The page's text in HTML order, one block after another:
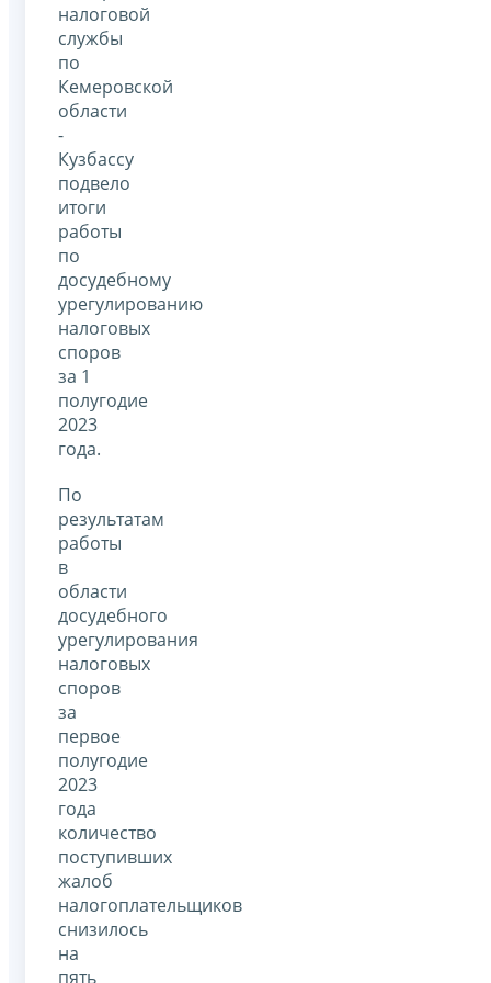
налоговой
службы
по
Кемеровской
области
-
Кузбассу
подвело
итоги
работы
по
досудебному
урегулированию
налоговых
споров
за 1
полугодие
2023
года.
По
результатам
работы
в
области
досудебного
урегулирования
налоговых
споров
за
первое
полугодие
2023
года
количество
поступивших
жалоб
налогоплательщиков
снизилось
на
пять